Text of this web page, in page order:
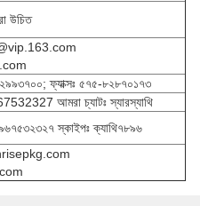
উচিত
ফ্যাক্সঃ ৫৭৫-৮২৮৭০১৭৩
আমরা চ্যাটঃ স্যারস্যাথি
স্কাইপঃ ক্যাথি৭৮৯৬